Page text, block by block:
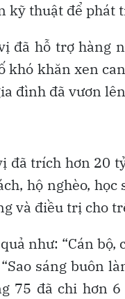
kỹ thuật để
đã hỗ trợ hàng
khó khăn xen
đình đã vươn
đã trích hơn 20
hộ nghèo,
và điều trị cho
như: “Cán
sáng buôn
75 đã chi hơn